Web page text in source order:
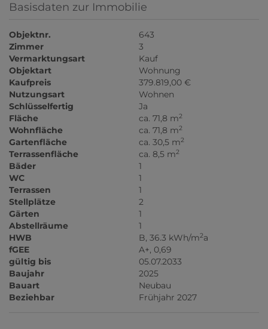
Basisdaten zur Immobilie
Objektnr.
643
Zimmer
3
Vermarktungsart
Kauf
Objektart
Wohnung
Kaufpreis
379.819,00 €
Nutzungsart
Wohnen
Schlüsselfertig
Ja
Fläche
ca. 71,8 m2
Wohnfläche ca. 71,8 m2
Gartenfläche ca. 30,5 m2
Terrassenfläche ca. 8,5 m2
Bäder
1
WC
1
Terrassen
1
Stellplätze
2
Gärten
1
Abstellräume
1
HWB
B, 36.3 kWh/m2a
fGEE
A+, 0,69
gültig bis
05.07.2033
Baujahr
2025
Bauart
Neubau
Beziehbar
Frühjahr 2027